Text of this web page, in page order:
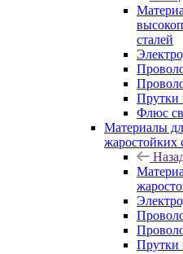
сталей
Прутки
Флюс
Материалы
жаростойких
Прутки